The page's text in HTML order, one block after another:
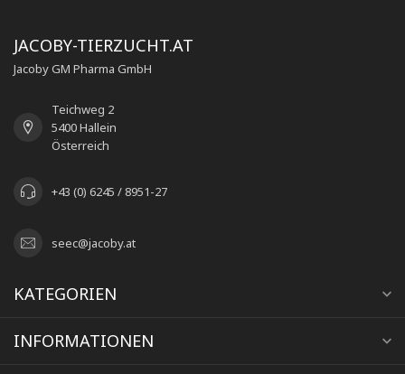
JACOBY-TIERZUCHT.AT
Jacoby GM Pharma GmbH
Teichweg 2
5400 Hallein
Österreich
+43 (0) 6245 / 8951-27
seec@jacoby.at
KATEGORIEN
INFORMATIONEN